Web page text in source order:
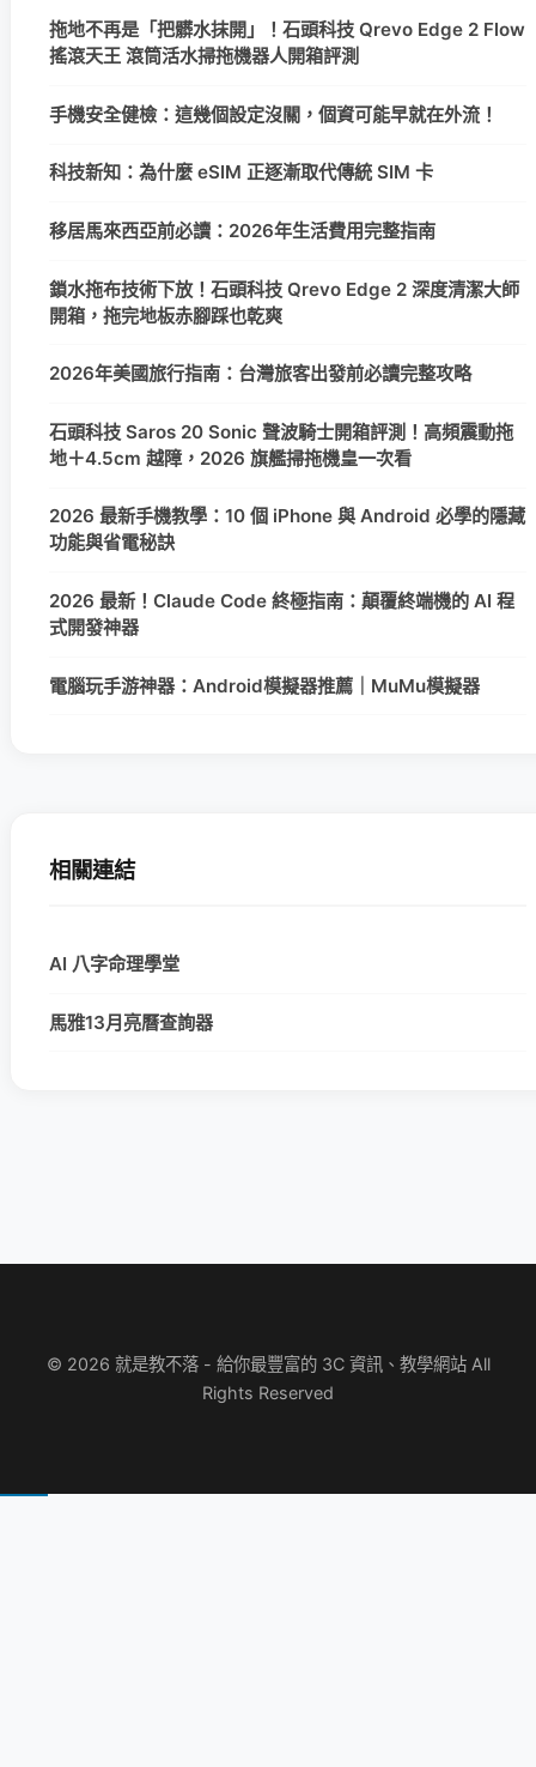
拖地不再是「把髒水抹開」！石頭科技 Qrevo Edge 2 Flow
搖滾天王 滾筒活水掃拖機器人開箱評測
手機安全健檢：這幾個設定沒關，個資可能早就在外流！
科技新知：為什麼 eSIM 正逐漸取代傳統 SIM 卡
移居馬來西亞前必讀：2026年生活費用完整指南
鎖水拖布技術下放！石頭科技 Qrevo Edge 2 深度清潔大師
開箱，拖完地板赤腳踩也乾爽
2026年美國旅行指南：台灣旅客出發前必讀完整攻略
石頭科技 Saros 20 Sonic 聲波騎士開箱評測！高頻震動拖
地＋4.5cm 越障，2026 旗艦掃拖機皇一次看
2026 最新手機教學：10 個 iPhone 與 Android 必學的隱藏
功能與省電秘訣
2026 最新！Claude Code 終極指南：顛覆終端機的 AI 程
式開發神器
電腦玩手游神器：Android模擬器推薦｜MuMu模擬器
相關連結
AI 八字命理學堂
馬雅13月亮曆查詢器
© 2026 就是教不落 - 給你最豐富的 3C 資訊、教學網站 All
Rights Reserved